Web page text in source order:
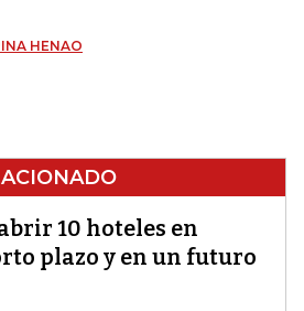
HENAO
10 hoteles en
plazo y en un futuro